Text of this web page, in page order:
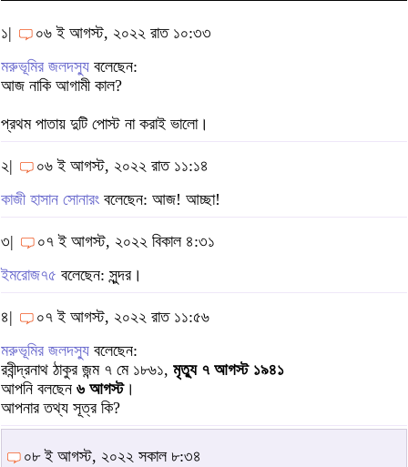
১|
০৬ ই আগস্ট, ২০২২ রাত ১০:৩৩
মরুভূমির জলদস্যু বলেছেন:
আজ নাকি আগামী কাল?
প্রথম পাতায় দুটি পোস্ট না করাই ভালো।
২|
০৬ ই আগস্ট, ২০২২ রাত ১১:১৪
কাজী হাসান সোনারং বলেছেন: আজ! আচ্ছা!
৩|
০৭ ই আগস্ট, ২০২২ বিকাল ৪:৩১
ইমরোজ৭৫ বলেছেন: সুন্দর।
৪|
০৭ ই আগস্ট, ২০২২ রাত ১১:৫৬
মরুভূমির জলদস্যু বলেছেন:
রবীন্দ্রনাথ ঠাকুর জন্ম ৭ মে ১৮৬১, মৃত্যু ৭ আগস্ট ১৯৪১
আপনি বলছেন ৬ আগস্ট।
আপনার তথ্য সূত্র কি?
০৮ ই আগস্ট, ২০২২ সকাল ৮:৩৪